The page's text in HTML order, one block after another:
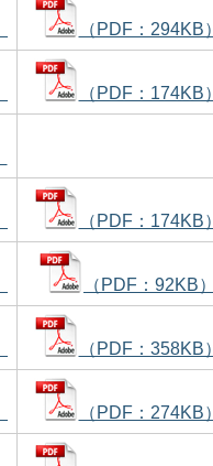
（PDF：294KB）
（PDF：174KB）
（PDF：174KB）
（PDF：92KB）
（PDF：358KB）
（PDF：274KB）